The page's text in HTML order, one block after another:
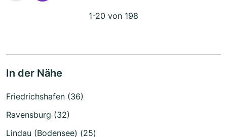
1-20 von 198
In der Nähe
Friedrichshafen (36)
Ravensburg (32)
Lindau (Bodensee) (25)